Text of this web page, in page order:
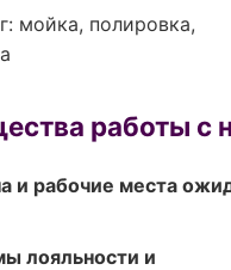
мойка, полировка,
работы с
и рабочие места
лояльности и